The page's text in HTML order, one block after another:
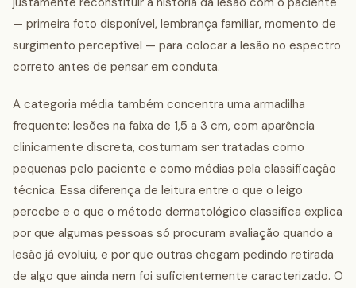
— primeira foto disponível, lembrança familiar, momento de
surgimento perceptível — para colocar a lesão no espectro
correto antes de pensar em conduta.
A categoria média também concentra uma armadilha
frequente: lesões na faixa de 1,5 a 3 cm, com aparência
clinicamente discreta, costumam ser tratadas como
pequenas pelo paciente e como médias pela classificação
técnica. Essa diferença de leitura entre o que o leigo
percebe e o que o método dermatológico classifica explica
por que algumas pessoas só procuram avaliação quando a
lesão já evoluiu, e por que outras chegam pedindo retirada
de algo que ainda nem foi suficientemente caracterizado. O